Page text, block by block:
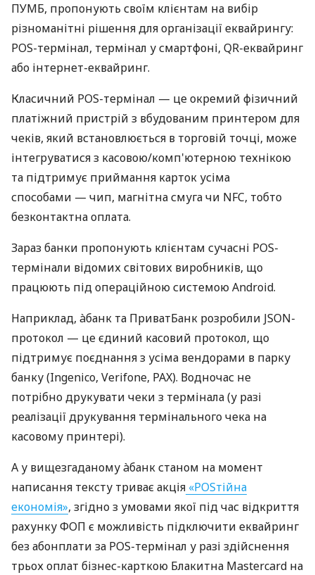
ПУМБ, пропонують своїм клієнтам на вибір
різноманітні рішення для організації еквайрингу:
POS-термінал, термінал у смартфоні, QR-еквайринг
або інтернет-еквайринг.
Класичний POS-термінал — це окремий фізичний
платіжний пристрій з вбудованим принтером для
чеків, який встановлюється в торговій точці, може
інтегруватися з касовою/комп'ютерною технікою
та підтримує приймання карток усіма
способами — чип, магнітна смуга чи NFC, тобто
безконтактна оплата.
Зараз банки пропонують клієнтам сучасні POS-
термінали відомих світових виробників, що
працюють під операційною системою Android.
Наприклад, àбанк та ПриватБанк розробили JSON-
протокол — це єдиний касовий протокол, що
підтримує поєднання з усіма вендорами в парку
банку (Ingenico, Verifone, PAX). Водночас не
потрібно друкувати чеки з термінала (у разі
реалізації друкування термінального чека на
касовому принтері).
А у вищезгаданому àбанк станом на момент
написання тексту триває акція «POSтійна
економія», згідно з умовами якої під час відкриття
рахунку ФОП є можливість підключити еквайринг
без абонплати за POS-термінал у разі здійснення
трьох оплат бізнес-карткою Блакитна Mastercard на